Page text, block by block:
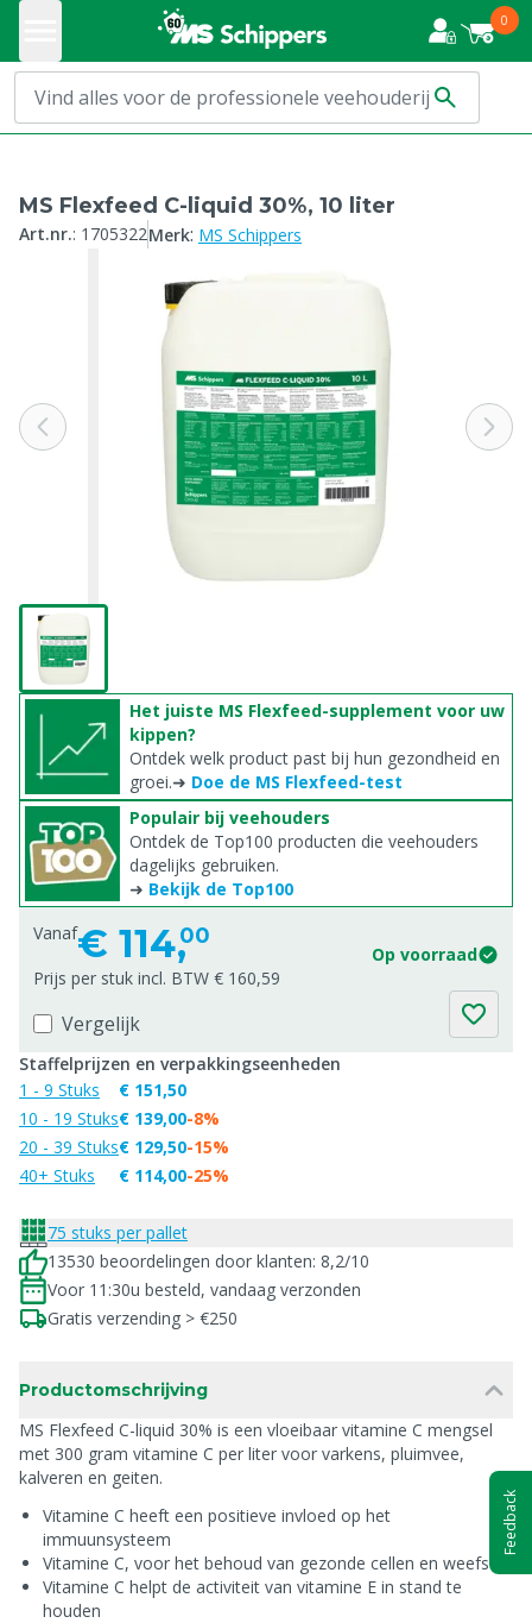
0
MS Flexfeed C-liquid 30%, 10 liter
Art.nr.: 1705322Merk: MS Schippers
Het juiste MS Flexfeed-supplement voor uw
kippen?
Ontdek welk product past bij hun gezondheid en
groei.➜ Doe de MS Flexfeed-test
Populair bij veehouders
Ontdek de Top100 producten die veehouders
dagelijks gebruiken.
➜ Bekijk de Top100
Vanaf€ 114,00
Op voorraad
Prijs per stuk incl. BTW € 160,59
Vergelijk
Staffelprijzen en verpakkingseenheden
1 - 9 Stuks
10 - 19 Stuks
20 - 39 Stuks
40+ Stuks
€ 151,50
€ 139,00
€ 129,50
€ 114,00
-8%
-15%
-25%
75 stuks per pallet
13530 beoordelingen door klanten: 8,2/10
Voor 11:30u besteld, vandaag verzonden
Gratis verzending > €250
Productomschrijving
MS Flexfeed C-liquid 30% is een vloeibaar vitamine C mengsel
met 300 gram vitamine C per liter voor varkens, pluimvee,
kalveren en geiten.
Vitamine C heeft een positieve invloed op het
immuunsysteem
Vitamine C, voor het behoud van gezonde cellen en weefsels
Vitamine C helpt de activiteit van vitamine E in stand te
houden
Feedback